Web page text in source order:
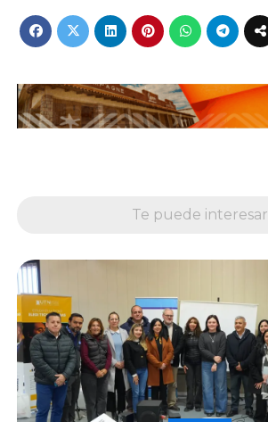
Te puede interesar